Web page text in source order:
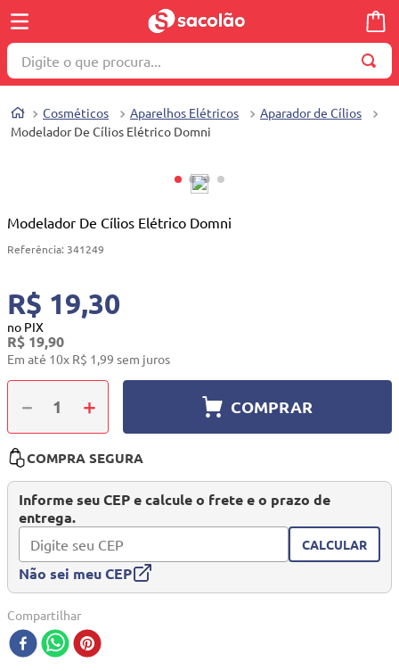
Digite o que procura...
Cosméticos Aparelhos Elétricos
Aparador de Cílios
Modelador De Cílios Elétrico Domni
Modelador De Cílios Elétrico Domni
Referência: 341249
R$ 19,30
no PIX
R$ 19,90
Em até 10x R$ 1,99 sem juros
＋
－ COMPRAR
COMPRA SEGURA
Informe seu CEP e calcule o frete e o prazo de
entrega.
CALCULAR
Não sei meu CEP
Compartilhar
1º
wella
º
4º
10
quadriciclo